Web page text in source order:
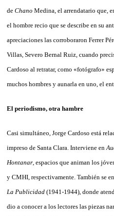
de Chano Medina, el arrendatario que,
el hombre recio que se describe en su
apreciaciones las corroboraron Ferrer
Villas, Severo Bernal Ruiz, cuando
Cardoso al retratar, como «fotógrafo»
muchos hombres y aunarla en uno, el
El periodismo, otra hambre
Casi simultáneo, Jorge Cardoso está
impreso de Santa Clara. Interviene en
Hontanar , espacios que animan los
y CMHI, respectivamente. También se
La Publicidad (1941-1944), donde
dio a conocer a los lectores las piezas